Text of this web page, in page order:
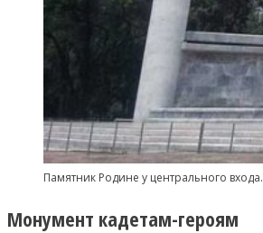
Памятник Родине у центрального входа.
Монумент кадетам-героям